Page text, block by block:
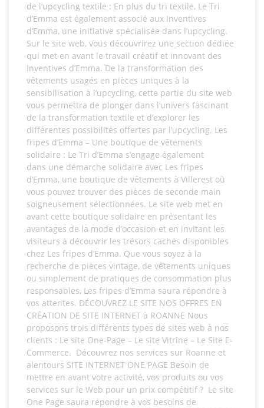
de l’upcycling textile : En plus du tri textile, Le Tri
d’Emma est également associé aux Inventives
d’Emma, une initiative spécialisée dans l’upcycling.
Sur le site web, vous découvrirez une section dédiée
qui met en avant le travail créatif et innovant des
Inventives d’Emma. De la transformation des
vêtements usagés en pièces uniques à la
sensibilisation à l’upcycling, cette partie du site web
vous permettra de plonger dans l’univers fascinant
de la transformation textile et d’explorer les
différentes possibilités offertes par l’upcycling. Les
fripes d’Emma – Une boutique de vêtements
solidaire : Le Tri d’Emma s’engage également
dans une démarche solidaire avec Les fripes
d’Emma, une boutique de vêtements à Villerest où
vous pouvez trouver des pièces de seconde main
soigneusement sélectionnées. Le site web met en
avant cette boutique solidaire en présentant les
avantages de la mode d’occasion et en invitant les
visiteurs à découvrir les trésors cachés disponibles
chez Les fripes d’Emma. Que vous soyez à la
recherche de pièces vintage, de vêtements uniques
ou simplement de pratiques de consommation plus
responsables, Les fripes d’Emma saura répondre à
vos attentes. DÉCOUVREZ LE SITE NOS OFFRES EN
CRÉATION DE SITE INTERNET à ROANNE Nous
proposons trois différents types de sites web à nos
clients : Le site One-Page – Le site Vitrine – Le Site E-
Commerce. Découvrez nos services sur Roanne et
alentours SITE INTERNET ONE PAGE Besoin de
mettre en avant votre activité, vos produits ou vos
services sur le Web pour un prix compétitif ? Le site
One Page saura répondre à vos besoins de